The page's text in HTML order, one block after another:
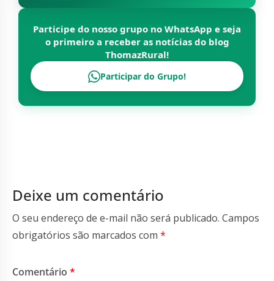
Participe do nosso grupo no WhatsApp e seja
o primeiro a receber as notícias do blog
ThomazRural!
Participar do Grupo!
Deixe um comentário
O seu endereço de e-mail não será publicado. Campos
obrigatórios são marcados com *
Comentário *